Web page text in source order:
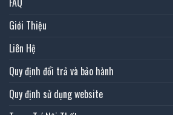
Giới Thiệu
Liên Hệ
Quy định đổi trả và bảo hành
Quy định sử dụng website